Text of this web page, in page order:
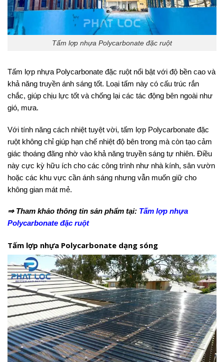
Tấm lợp nhựa Polycarbonate đặc ruột
Tấm lợp nhựa Polycarbonate đặc ruột nổi bật với độ bền cao và
khả năng truyền ánh sáng tốt. Loại tấm này có cấu trúc rắn
chắc, giúp chịu lực tốt và chống lại các tác động bên ngoài như
gió, mưa.
Với tính năng cách nhiệt tuyệt vời, tấm lợp Polycarbonate đặc
ruột không chỉ giúp hạn chế nhiệt độ bên trong mà còn tạo cảm
giác thoáng đãng nhờ vào khả năng truyền sáng tự nhiên. Điều
này cực kỳ hữu ích cho các công trình như nhà kính, sân vườn
hoặc các khu vực cần ánh sáng nhưng vẫn muốn giữ cho
không gian mát mẻ.
⇒ Tham khảo thông tin sản phẩm tại: Tấm lợp nhựa
Polycarbonate đặc ruột
Tấm lợp nhựa Polycarbonate dạng sóng